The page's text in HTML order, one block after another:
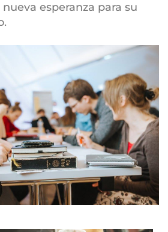
esperanza para su